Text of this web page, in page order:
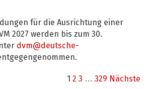
für die Ausrichtung einer
2027 werden bis zum 30.
dvm@deutsche-
1 2 3 … 329 Nächste